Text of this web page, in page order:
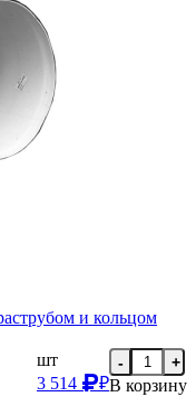
и кольцом
шт
3 514
₽
- +
В корзину